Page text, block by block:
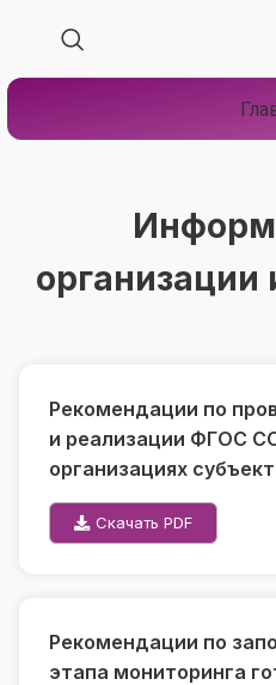
организации
Рекомендации по
и реализации ФГОС
организациях
Скачать PDF
Рекомендации по
этапа мониторинга